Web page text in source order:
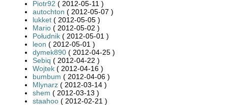
Piotr92 ( 2012-05-11 )
autochton ( 2012-05-07 )
lukket ( 2012-05-05 )
Mario ( 2012-05-02 )
Południk ( 2012-05-01 )
leon ( 2012-05-01 )
dymek890 ( 2012-04-25 )
Sebiq ( 2012-04-22 )
Wojtek ( 2012-04-16 )
bumbum ( 2012-04-06 )
Mlynarz ( 2012-03-14 )
shem ( 2012-03-13 )
staahoo ( 2012-02-21 )